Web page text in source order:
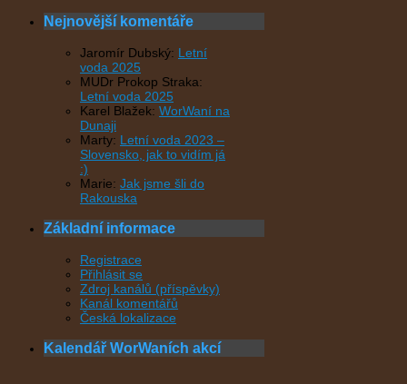
Nejnovější komentáře
Jaromír Dubský: Letní
voda 2025
MUDr Prokop Straka:
Letní voda 2025
Karel Blažek: WorWaní na
Dunaji
Marty: Letní voda 2023 –
Slovensko, jak to vidím já
:)
Marie: Jak jsme šli do
Rakouska
Základní informace
Registrace
Přihlásit se
Zdroj kanálů (příspěvky)
Kanál komentářů
Česká lokalizace
Kalendář WorWaních akcí